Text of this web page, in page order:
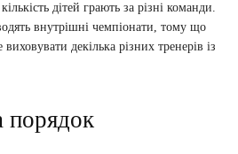
дітей грають за різні команди.
внутрішні чемпіонати, тому що
декілька різних тренерів із
порядок